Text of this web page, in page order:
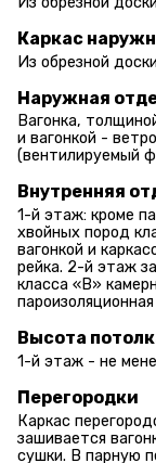
Каркас
Из обрезной
Наружная
Вагонка,
и вагонкой -
(вентилируемый
Внутренняя
1-й этаж: кроме
хвойных пород
вагонкой и
рейка. 2-й этаж
класса «В»
Высота
1-й этаж - не
Перегородки
Каркас
зашивается
сушки. В парную